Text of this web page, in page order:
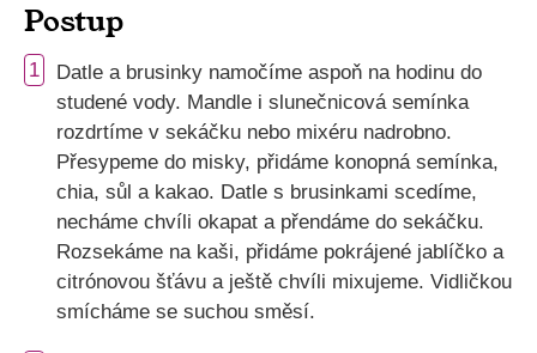
Postup
1
Datle a brusinky namočíme aspoň na hodinu do
studené vody. Mandle i slunečnicová semínka
rozdrtíme v sekáčku nebo mixéru nadrobno.
Přesypeme do misky, přidáme konopná semínka,
chia, sůl a kakao. Datle s brusinkami scedíme,
necháme chvíli okapat a přendáme do sekáčku.
Rozsekáme na kaši, přidáme pokrájené jablíčko a
citrónovou šťávu a ještě chvíli mixujeme. Vidličkou
smícháme se suchou směsí.